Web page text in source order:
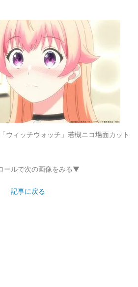
ウィッチウォッチ」若槻ニコ場面カット
ールで次の画像をみる▼
記事に戻る